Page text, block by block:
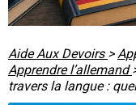
Aide Aux Devoirs >
Apprendre l’allemand
travers la langue :